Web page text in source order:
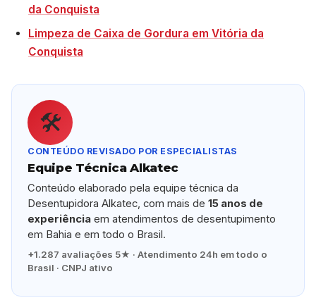
da Conquista
Limpeza de Caixa de Gordura em Vitória da
Conquista
🛠️
CONTEÚDO REVISADO POR ESPECIALISTAS
Equipe Técnica Alkatec
Conteúdo elaborado pela equipe técnica da
Desentupidora Alkatec, com mais de15 anos de
experiência em atendimentos de desentupimento
em Bahia e em todo o Brasil.
+1.287 avaliações 5★ · Atendimento 24h em todo o
Brasil · CNPJ ativo